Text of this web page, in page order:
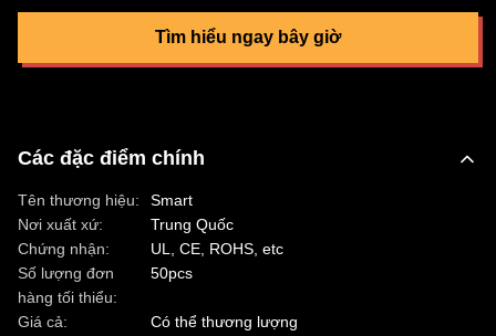
Tìm hiểu ngay bây giờ
Các đặc điểm chính
Tên thương hiệu:
Smart
Nơi xuất xứ:
Trung Quốc
Chứng nhận:
UL, CE, ROHS, etc
Số lượng đơn
hàng tối thiểu:
50pcs
Giá cả:
Có thể thương lượng